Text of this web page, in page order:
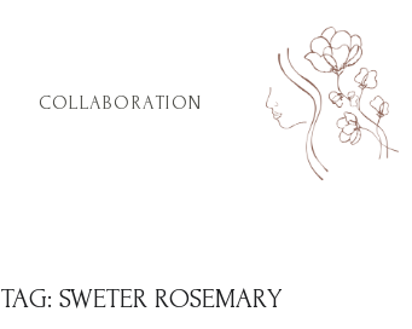
COLLABORATION
TAG: SWETER ROSEMARY